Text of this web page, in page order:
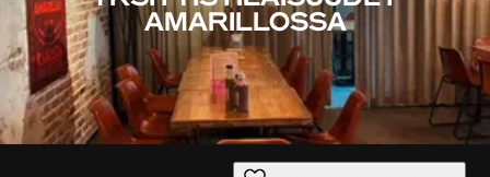
AMARILLOSSA